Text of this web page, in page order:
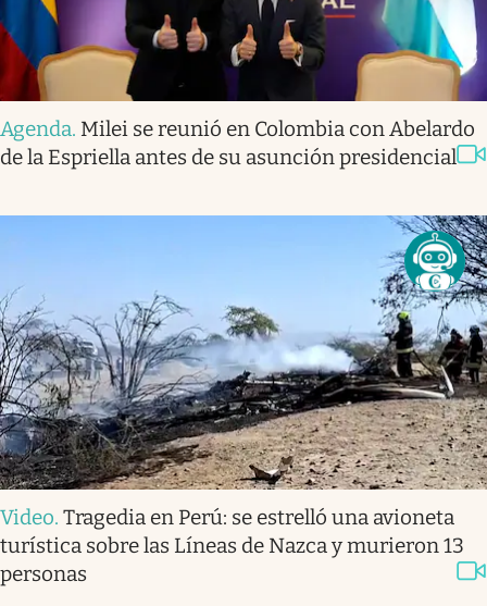
Agenda. Milei se reunió en Colombia con Abelardo
de la Espriella antes de su asunción presidencial
Video. Tragedia en Perú: se estrelló una avioneta
turística sobre las Líneas de Nazca y murieron 13
personas